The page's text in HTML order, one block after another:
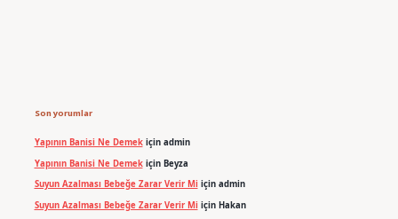
Son yorumlar
Yapının Banisi Ne Demekiçin admin
Yapının Banisi Ne Demekiçin Beyza
Suyun Azalması Bebeğe Zarar Verir Miiçin admin
Suyun Azalması Bebeğe Zarar Verir Miiçin Hakan